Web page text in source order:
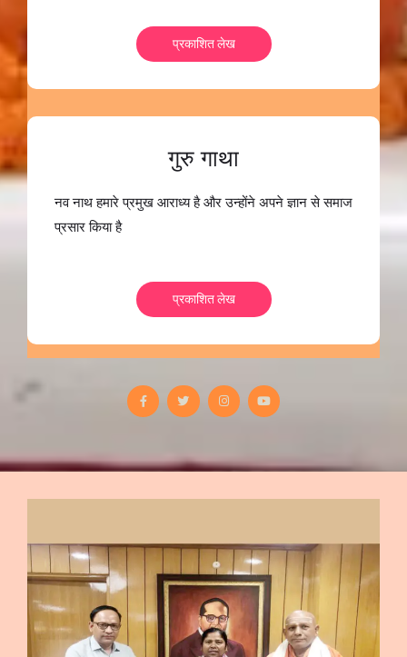
प्रकाशित लेख
गुरु गाथा
नव नाथ हमारे प्रमुख आराध्य है और उन्होंने अपने ज्ञान से समाज
प्रसार किया है
प्रकाशित लेख